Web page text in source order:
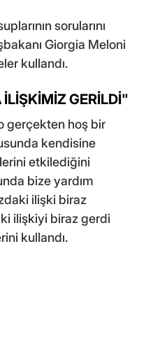
sorularını
Giorgia Meloni
kullandı.
GERİLDİ"
gerçekten hoş bir
kendisine
etkilediğini
bize yardım
ilişki biraz
ilişkiyi biraz gerdi
kullandı.